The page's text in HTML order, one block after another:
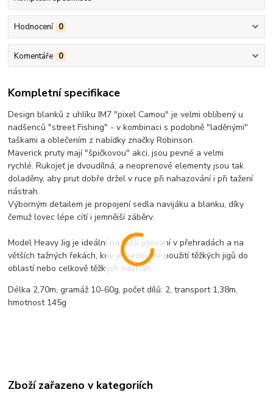
Hodnocení 0
Komentáře 0
Kompletní specifikace
Design blanků z uhlíku IM7 "pixel Camou" je velmi oblíbený u
nadšenců "street Fishing" - v kombinaci s podobně "laděnými"
taškami a oblečením z nabídky značky Robinson.
Maverick pruty mají "špičkovou" akci, jsou pevné a velmi
rychlé. Rukojeť je dvoudílná, a neoprenové elementy jsou tak
doladěny, aby prut dobře držel v ruce při nahazování i při tažení
nástrah.
Výborným detailem je propojení sedla navijáku a blanku, díky
čemuž lovec lépe cítí i jemnější záběry.
Model Heavy Jig je ideální na těžší jigovaní v přehradách a na
větších tažných řekách, kde je nezbytné použití těžkých jigů do
oblastí nebo celkově těžkých nástrah.
Délka 2,70m, gramáž 10-60g, počet dílů: 2, transport 1,38m,
hmotnost 145g
Zboží zařazeno v kategoriích